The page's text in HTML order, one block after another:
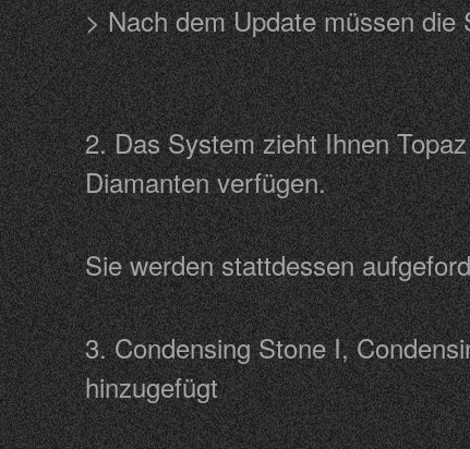
> Nach dem Update müssen
2. Das System zieht Ihnen
Diamanten verfügen.
Sie werden stattdessen
3. Condensing Stone I,
hinzugefügt